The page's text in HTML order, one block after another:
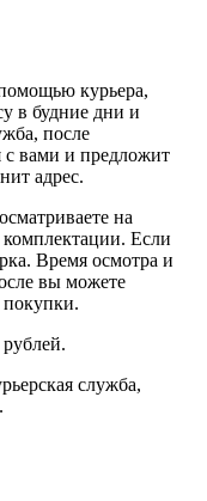
курьера,
в будние дни и
после
с вами и предложит
адрес.
на
комплектации. Если
Время осмотра и
вы можете
покупки.
рублей.
служба,